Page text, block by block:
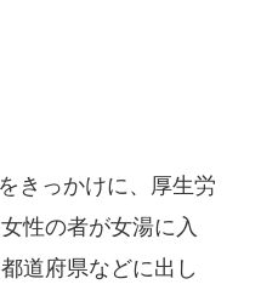
きっかけに、厚生労
性の者が女湯に入
道府県などに出し